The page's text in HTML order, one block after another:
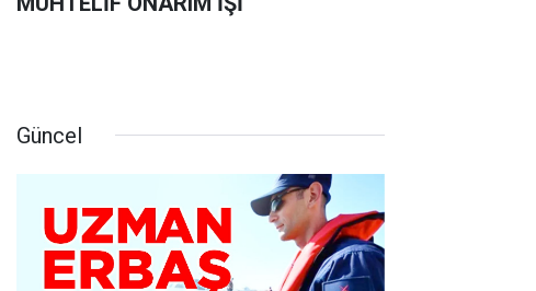
Güncel